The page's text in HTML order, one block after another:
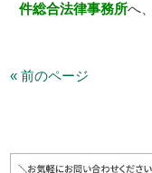
件総合法律事務所へ
« 前のページ